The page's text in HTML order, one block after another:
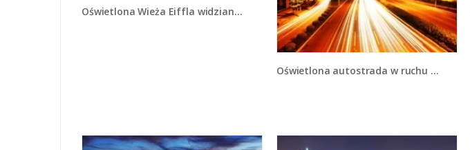
Oświetlona Wieża Eiffla widziana od dołu - AM325
Oświetlona autostrada w ruchu - AM021